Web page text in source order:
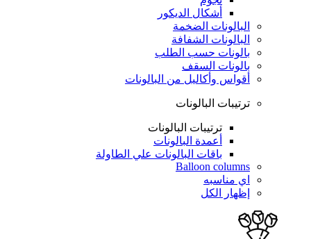
أشكال الديكور
البالونات الضخمة
البالونات الشفافة
بالونات حسب الطلب
بالونات السقف
أقواس وأكاليل من البالونات
ترتيبات البالونات
ترتيبات البالونات
أعمدة البالونات
باقات البالونات علي الطاولة
Balloon columns
اي مناسبه
إظهار الكل